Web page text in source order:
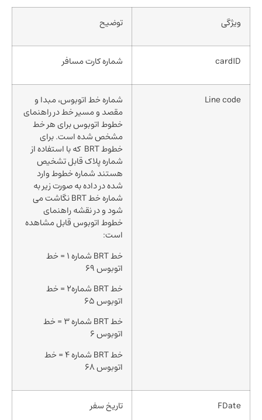
توضیح
cardID شماره کارت مسافر
Line code
شماره خط اتوبوس، مبدا و
مقصد و مسیر خط در راهنمای
خطوط اتوبوس برای هر خط
مشخص شده است. برای
خطوط BRT که با استفاده از
شماره پلاک قابل تشخیص
هستند شماره خطوط وارد
شده در داده به صورت زیر به
شماره خط BRT نگاشت می
شود و در نقشه راهنمای
خطوط اتوبوس قابل مشاهده
خط BRT شماره 1 = خط
اتوبوس 69
خط BRT شماره2 = خط
اتوبوس 65
خط BRT شماره 3 = خط
اتوبوس 6
خط BRT شماره 4 = خط
اتوبوس 68
FDate تاریخ سفر